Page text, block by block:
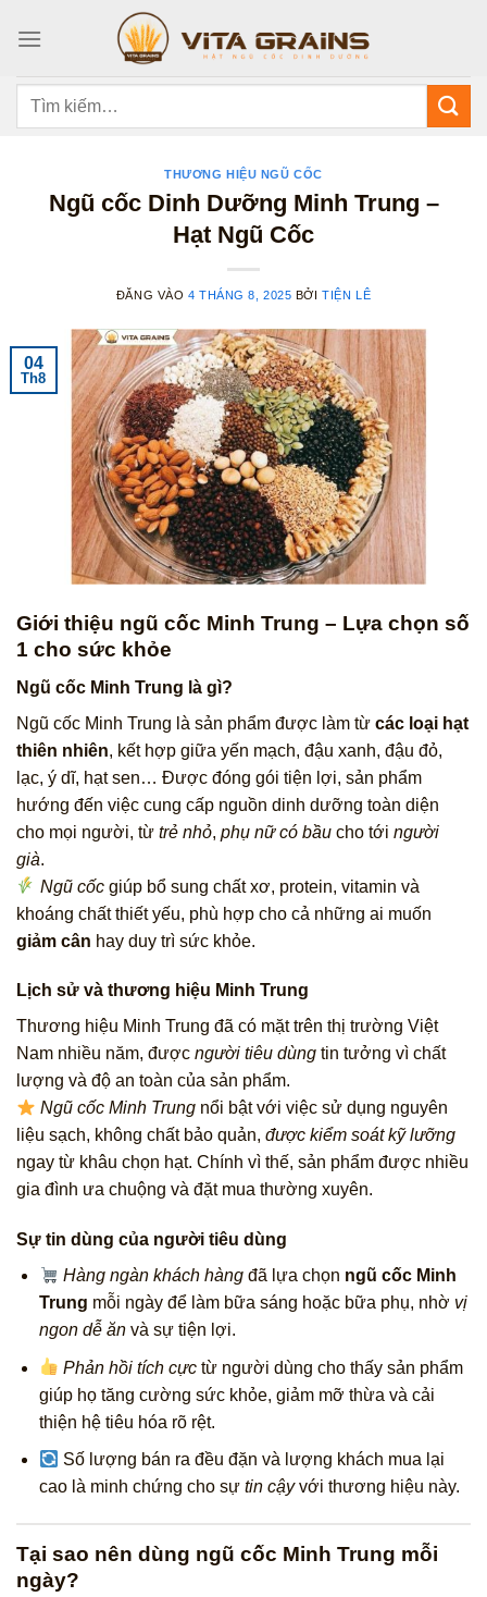
qua
Tìm
THƯƠNG HIỆU NGŨ CỐC
Ngũ cốc Dinh Dưỡng Minh Trung –
Hạt Ngũ Cốc
ĐĂNG VÀO 4 THÁNG 8, 2025 BỞITIỆN LÊ
04
Th8
Giới thiệu ngũ cốc Minh Trung – Lựa chọn số
1 cho sức khỏe
Ngũ cốc Minh Trung là gì?
Ngũ cốc Minh Trung là sản phẩm được làm từ các loại hạt
thiên nhiên, kết hợp giữa yến mạch, đậu xanh, đậu đỏ,
lạc, ý dĩ, hạt sen… Được đóng gói tiện lợi, sản phẩm
hướng đến việc cung cấp nguồn dinh dưỡng toàn diện
cho mọi người, từ trẻ nhỏ, phụ nữ có bầu cho tới người
già.
Ngũ cốc giúp bổ sung chất xơ, protein, vitamin và
khoáng chất thiết yếu, phù hợp cho cả những ai muốn
giảm cân hay duy trì sức khỏe.
Lịch sử và thương hiệu Minh Trung
Thương hiệu Minh Trung đã có mặt trên thị trường Việt
Nam nhiều năm, được người tiêu dùng tin tưởng vì chất
lượng và độ an toàn của sản phẩm.
Ngũ cốc Minh Trung nổi bật với việc sử dụng nguyên
liệu sạch, không chất bảo quản, được kiểm soát kỹ lưỡng
ngay từ khâu chọn hạt. Chính vì thế, sản phẩm được nhiều
gia đình ưa chuộng và đặt mua thường xuyên.
Sự tin dùng của người tiêu dùng
Hàng ngàn khách hàng đã lựa chọn ngũ cốc Minh
Trung mỗi ngày để làm bữa sáng hoặc bữa phụ, nhờ vị
ngon dễ ănvà sự tiện lợi.
Phản hồi tích cực từ người dùng cho thấy sản phẩm
giúp họ tăng cường sức khỏe, giảm mỡ thừa và cải
thiện hệ tiêu hóa rõ rệt.
Số lượng bán ra đều đặn và lượng khách mua lại
cao là minh chứng cho sự tin cậyvới thương hiệu này.
Tại sao nên dùng ngũ cốc Minh Trung mỗi
ngày?